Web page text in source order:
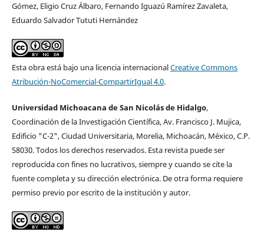
Gómez, Eligio Cruz Álbaro, Fernando Iguazú Ramírez Zavaleta,
Eduardo Salvador Tututi Hernández
Esta obra está bajo una licencia internacionalCreative Commons
Atribución-NoComercial-CompartirIgual 4.0.
Universidad Michoacana de San Nicolás de Hidalgo,
Coordinación de la Investigación Cientí­fica, Av. Francisco J. Mujica,
Edificio "C-2", Ciudad Universitaria, Morelia, Michoacán, México, C.P.
58030. Todos los derechos reservados. Esta revista puede ser
reproducida con fines no lucrativos, siempre y cuando se cite la
fuente completa y su dirección electrónica. De otra forma requiere
permiso previo por escrito de la institución y autor.